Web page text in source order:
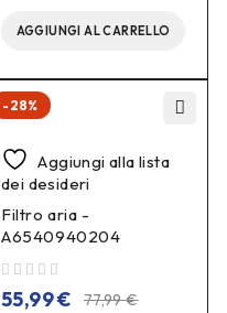
AGGIUNGI AL CARRELLO
-28%
Aggiungi alla lista
dei desideri
Filtro aria -
A6540940204
77,99€
55,99€